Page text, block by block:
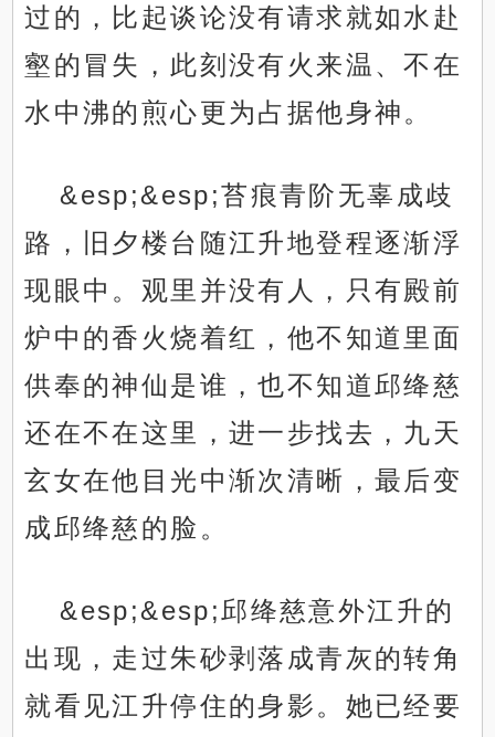
过的，比起谈论没有请求就如水赴
壑的冒失，此刻没有火来温、不在
水中沸的煎心更为占据他身神。
&esp;&esp;苔痕青阶无辜成歧
路，旧夕楼台随江升地登程逐渐浮
现眼中。观里并没有人，只有殿前
炉中的香火烧着红，他不知道里面
供奉的神仙是谁，也不知道邱绛慈
还在不在这里，进一步找去，九天
玄女在他目光中渐次清晰，最后变
成邱绛慈的脸。
&esp;&esp;邱绛慈意外江升的
出现，走过朱砂剥落成青灰的转角
就看见江升停住的身影。她已经要